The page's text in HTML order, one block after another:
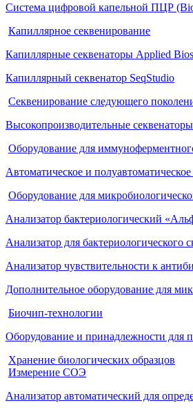
Система цифровой капельной ПЦР
Капиллярное секвенирование
Капиллярные секвенаторы Applied
Капиллярный секвенатор SeqStudio
Секвенирование следующего
Высокопроизводительные
Оборудование для
Автоматическое и
Оборудование для
Анализатор бактериологический
Анализатор для
Анализатор чувствительности к
Дополнительное оборудование для
Биочип-технологии
Оборудование и принадлежности для
Хранение биологических образцов
Измерение СОЭ
Анализатор автоматический для